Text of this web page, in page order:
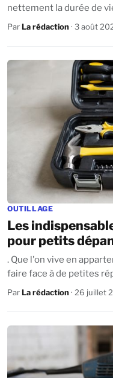
nettement la durée de vie des outils.
négligent l’importance
Par La rédaction · 3 août
OUTILLAGE
Les
pour petits
. Que l'on vive en
faire face à de petites
atout. Il suffit souvent
Par La rédaction · 26 juillet